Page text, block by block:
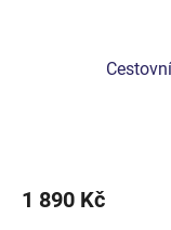
1 890 Kč